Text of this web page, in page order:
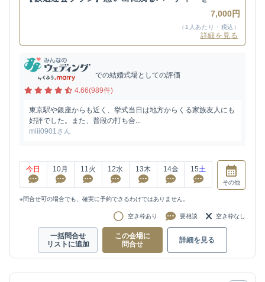
7,000円
（1人あたり・税込）
詳細を見る
での結婚式場としての評価
4.66(989件)
東京駅や銀座からも近く、挙式当日は地方からくる家族友人にも
好評でした。また、普段の打ち合...
miii0901さん
今日 10月 11火 12水 13木 14金 15土
その他
※問合せ可の場合でも、確実に予約できるわけではありません。
空き枠あり 要相談 空き枠なし
一括問合せ
リストに追加
この会場に
問合せ
詳細を見る